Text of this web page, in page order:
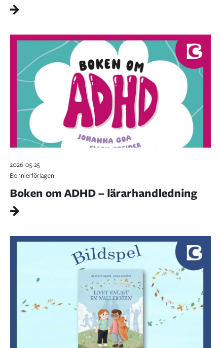
2026-05-25
Bonnierförlagen
Boken om ADHD – lärarhandledning